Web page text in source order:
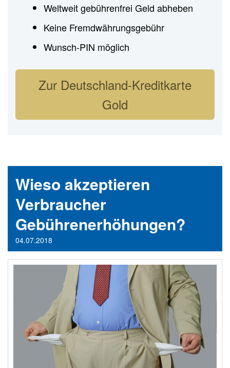
Weltweit gebührenfrei Geld abheben
Keine Fremdwährungsgebühr
Wunsch-PIN möglich
Zur Deutschland-Kreditkarte
Gold
Wieso akzeptieren
Verbraucher
Gebührenerhöhungen?
04.07.2018